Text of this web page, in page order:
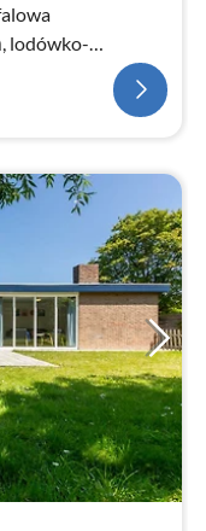
lodówko-